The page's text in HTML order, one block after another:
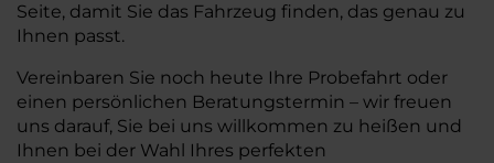
Seite, damit Sie das Fahrzeug finden, das genau zu
Ihnen passt.
Vereinbaren Sie noch heute Ihre Probefahrt oder
einen persönlichen Beratungstermin – wir freuen
uns darauf, Sie bei uns willkommen zu heißen und
Ihnen bei der Wahl Ihres perfekten